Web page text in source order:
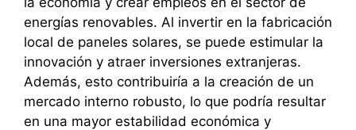
energías renovables. Al invertir en la fabricación
local de paneles solares, se puede estimular la
innovación y atraer inversiones extranjeras.
Además, esto contribuiría a la creación de un
mercado interno robusto, lo que podría resultar
en una mayor estabilidad económica y